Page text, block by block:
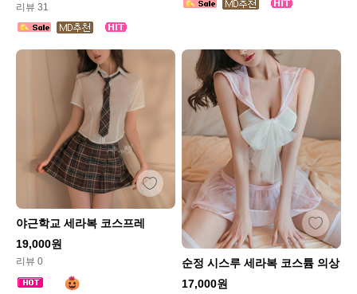
리뷰 31
야근학교 세라복 코스프레
19,000원
리뷰 0
순정 시스루 세라복 코스튬 의상
17,000원